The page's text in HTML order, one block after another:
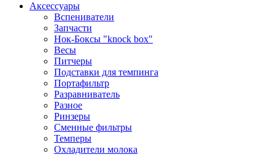
Аксессуары
Вспениватели
Запчасти
Нок-Боксы "knock box"
Весы
Питчеры
Подставки для темпинга
Портафильтр
Разравниватель
Разное
Ринзеры
Сменные фильтры
Темперы
Охладители молока